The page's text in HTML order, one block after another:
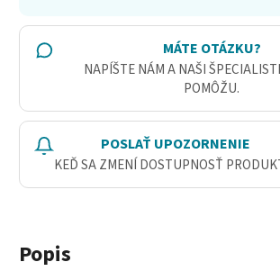
MÁTE OTÁZKU?
NAPÍŠTE NÁM A NAŠI
POMÔŽU.
POSLAŤ UPOZORNENIE
KEĎ SA ZMENÍ DOSTUPNOSŤ
Popis